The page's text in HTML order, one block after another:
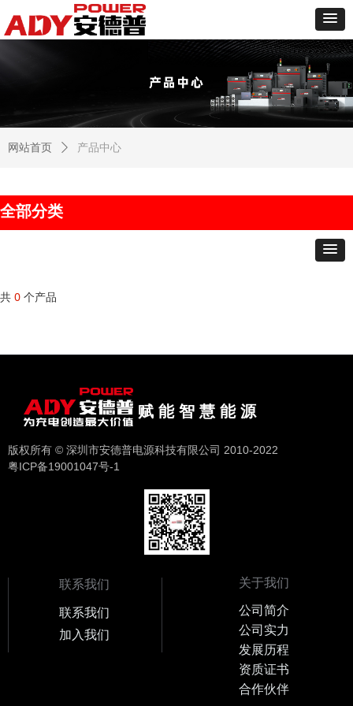
共 0 个产品
网站首页 ꄲ 产品中心
全部分类
赋 能 智 慧 能 源
版权所有 © 深圳市安德普电源科技有限公司 2010-2022
粤ICP备19001047号-1
联系我们
联系我们
加入我们
关于我们
公司简介
公司实力
发展历程
资质证书
合作伙伴